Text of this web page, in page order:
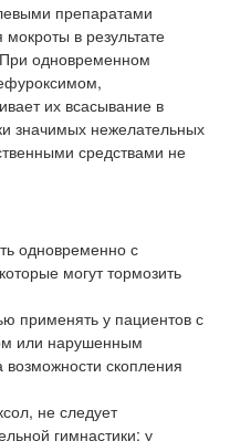
препаратами
в результате
одновременном
их всасывание в
значимых нежелательных
средствами не
одновременно с
могут тормозить
применять у пациентов с
или нарушенным
скопления
не следует
гимнастики; у